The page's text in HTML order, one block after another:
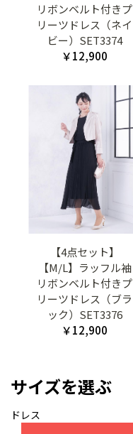
リボンベルト付きプ
リーツドレス（ネイ
ビー）SET3374
￥12,900
【4点セット】
【M/L】ラッフル袖
リボンベルト付きプ
リーツドレス（ブラ
ック）SET3376
￥12,900
サイズを選ぶ
ドレス